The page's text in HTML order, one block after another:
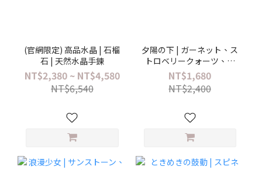
(官網限定) 高品水晶 | 石榴
石 | 天然水晶手鍊
NT$2,380 ~ NT$4,580
NT$6,540
夕陽の下 | ガーネット、ス
トロベリークォーツ、ム
ーンストーン | 天然クリス
タルブレスレット
NT$1,680
NT$2,400